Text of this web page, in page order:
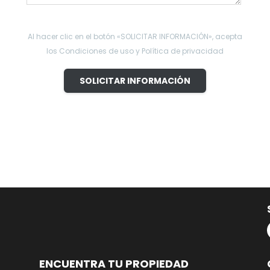
Al hacer clic en el botón «SOLICITAR INFORMACIÓN», acepta
los Condiciones de uso y Política de privacidad
SOLICITAR INFORMACIÓN
ENCUENTRA TU PROPIEDAD